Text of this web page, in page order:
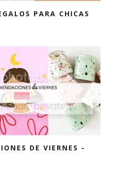
PARA CHICAS
DE VIERNES -